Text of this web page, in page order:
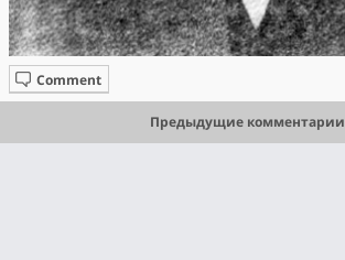
Comment
Предыдущие комментарии